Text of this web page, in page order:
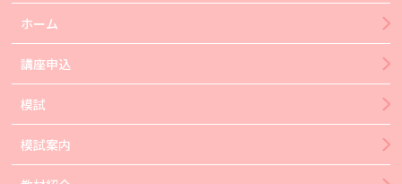
ホーム
講座申込
模試
模試案内